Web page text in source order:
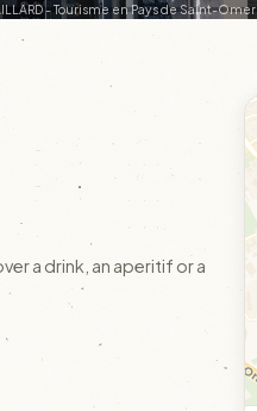
- Tourisme en Pays de Saint-Omer
a drink, an aperitif or a